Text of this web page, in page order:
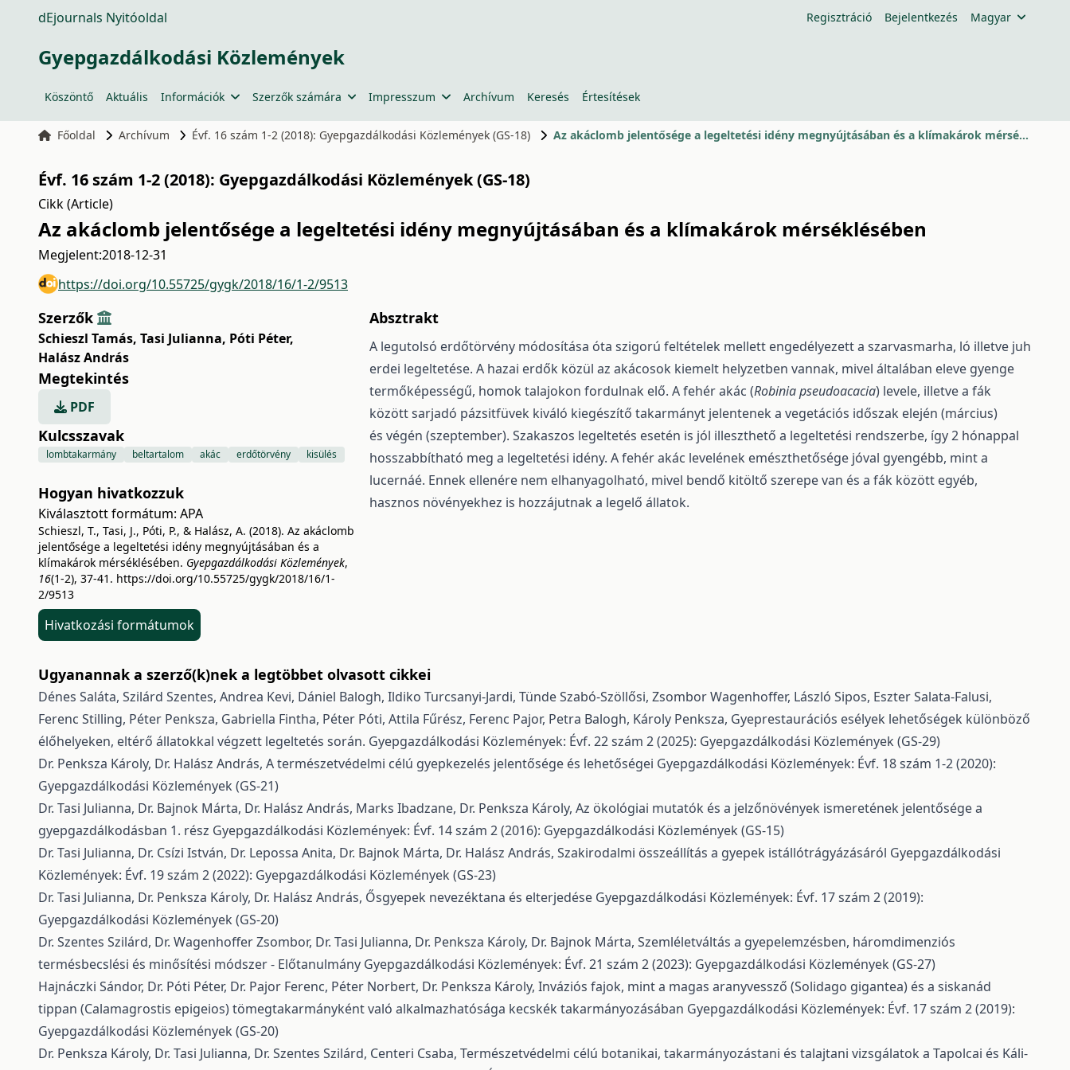
dEjournals Nyitóoldal Regisztráció Bejelentkezés Magyar
Gyepgazdálkodási Közlemények
Köszöntő Aktuális Információk Szerzők számára Impresszum Archívum Keresés Értesítések
Főoldal Archívum Évf. 16 szám 1-2 (2018): Gyepgazdálkodási Közlemények (GS-18) Az akáclomb jelentősége a legeltetési idény megnyújtásában és a klímakárok mérséklésében
Évf. 16 szám 1-2 (2018): Gyepgazdálkodási Közlemények (GS-18)
Cikk (Article)
Az akáclomb jelentősége a legeltetési idény megnyújtásában és a klímakárok mérséklésében
Megjelent:2018-12-31
https://doi.org/10.55725/gygk/2018/16/1-2/9513
Szerzők
Schieszl Tamás, Tasi Julianna, Póti Péter,
Halász András
Megtekintés
PDF
Kulcsszavak
lombtakarmány beltartalom akác erdőtörvény kisülés
Hogyan hivatkozzuk
Kiválasztott formátum: APA
Schieszl, T., Tasi, J., Póti, P., & Halász, A. (2018). Az akáclomb
jelentősége a legeltetési idény megnyújtásában és a
klímakárok mérséklésében. Gyepgazdálkodási Közlemények,
16(1-2), 37-41. https://doi.org/10.55725/gygk/2018/16/1-
2/9513
Hivatkozási formátumok
Absztrakt
A legutolsó erdőtörvény módosítása óta szigorú feltételek mellett engedélyezett a szarvasmarha, ló illetve juh
erdei legeltetése. A hazai erdők közül az akácosok kiemelt helyzetben vannak, mivel általában eleve gyenge
termőképességű, homok talajokon fordulnak elő. A fehér akác (Robinia pseudoacacia) levele, illetve a fák
között sarjadó pázsitfüvek kiváló kiegészítő takarmányt jelentenek a vegetációs időszak elején (március)
és végén (szeptember). Szakaszos legeltetés esetén is jól illeszthető a legeltetési rendszerbe, így 2 hónappal
hosszabbítható meg a legeltetési idény. A fehér akác levelének emészthetősége jóval gyengébb, mint a
lucernáé. Ennek ellenére nem elhanyagolható, mivel bendő kitöltő szerepe van és a fák között egyéb,
hasznos növényekhez is hozzájutnak a legelő állatok.
Ugyanannak a szerző(k)nek a legtöbbet olvasott cikkei
Dénes Saláta, Szilárd Szentes, Andrea Kevi, Dániel Balogh, Ildiko Turcsanyi-Jardi, Tünde Szabó-Szöllősi, Zsombor Wagenhoffer, László Sipos, Eszter Salata-Falusi,
Ferenc Stilling, Péter Penksza, Gabriella Fintha, Péter Póti, Attila Fűrész, Ferenc Pajor, Petra Balogh, Károly Penksza, Gyeprestaurációs esélyek lehetőségek különböző
élőhelyeken, eltérő állatokkal végzett legeltetés során. Gyepgazdálkodási Közlemények: Évf. 22 szám 2 (2025): Gyepgazdálkodási Közlemények (GS-29)
Dr. Penksza Károly, Dr. Halász András, A természetvédelmi célú gyepkezelés jelentősége és lehetőségei Gyepgazdálkodási Közlemények: Évf. 18 szám 1-2 (2020):
Gyepgazdálkodási Közlemények (GS-21)
Dr. Tasi Julianna, Dr. Bajnok Márta, Dr. Halász András, Marks Ibadzane, Dr. Penksza Károly, Az ökológiai mutatók és a jelzőnövények ismeretének jelentősége a
gyepgazdálkodásban 1. rész Gyepgazdálkodási Közlemények: Évf. 14 szám 2 (2016): Gyepgazdálkodási Közlemények (GS-15)
Dr. Tasi Julianna, Dr. Csízi István, Dr. Lepossa Anita, Dr. Bajnok Márta, Dr. Halász András, Szakirodalmi összeállítás a gyepek istállótrágyázásáról Gyepgazdálkodási
Közlemények: Évf. 19 szám 2 (2022): Gyepgazdálkodási Közlemények (GS-23)
Dr. Tasi Julianna, Dr. Penksza Károly, Dr. Halász András, Ősgyepek nevezéktana és elterjedése Gyepgazdálkodási Közlemények: Évf. 17 szám 2 (2019):
Gyepgazdálkodási Közlemények (GS-20)
Dr. Szentes Szilárd, Dr. Wagenhoffer Zsombor, Dr. Tasi Julianna, Dr. Penksza Károly, Dr. Bajnok Márta, Szemléletváltás a gyepelemzésben, háromdimenziós
termésbecslési és minősítési módszer - Előtanulmány Gyepgazdálkodási Közlemények: Évf. 21 szám 2 (2023): Gyepgazdálkodási Közlemények (GS-27)
Hajnáczki Sándor, Dr. Póti Péter, Dr. Pajor Ferenc, Péter Norbert, Dr. Penksza Károly, Inváziós fajok, mint a magas aranyvessző (Solidago gigantea) és a siskanád
tippan (Calamagrostis epigeios) tömegtakarmányként való alkalmazhatósága kecskék takarmányozásában Gyepgazdálkodási Közlemények: Évf. 17 szám 2 (2019):
Gyepgazdálkodási Közlemények (GS-20)
Dr. Penksza Károly, Dr. Tasi Julianna, Dr. Szentes Szilárd, Centeri Csaba, Természetvédelmi célú botanikai, takarmányozástani és talajtani vizsgálatok a Tapolcai és Káli-